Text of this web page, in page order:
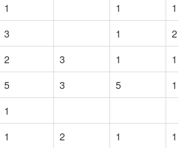
1 1
1
3 1
2
2 3 1
1
5 3 5
1
1
1 2 1
1